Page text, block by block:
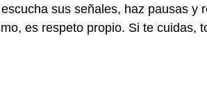
sus señales, haz pausas y
es respeto propio. Si te cuidas,